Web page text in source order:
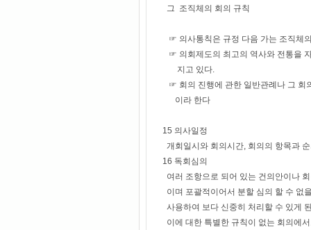
그 조직체의 회의 규칙
☞ 의사통칙은 규정 다음 가는 조직체
☞ 의회제도의 최고의 역사와 전통을
지고 있다.
☞ 회의 진행에 관한 일반관례나 그 회
이라 한다
15 의사일정
개회일시와 회의시간, 회의의 항목과
16 독회심의
여러 조항으로 되어 있는 건의안이나
이며 포괄적이어서 분할 심의 할 수 없
사용하여 보다 신중히 처리할 수 있게
이에 대한 특별한 규칙이 없는 회의에